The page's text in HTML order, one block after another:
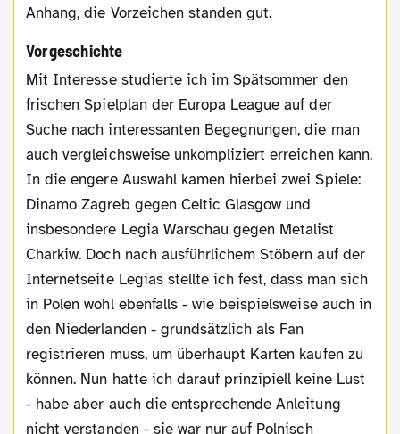
Anhang, die Vorzeichen standen gut.
Vorgeschichte
Mit Interesse studierte ich im Spätsommer den
frischen Spielplan der Europa League auf der
Suche nach interessanten Begegnungen, die man
auch vergleichsweise unkompliziert erreichen kann.
In die engere Auswahl kamen hierbei zwei Spiele:
Dinamo Zagreb gegen Celtic Glasgow und
insbesondere Legia Warschau gegen Metalist
Charkiw. Doch nach ausführlichem Stöbern auf der
Internetseite Legias stellte ich fest, dass man sich
in Polen wohl ebenfalls - wie beispielsweise auch in
den Niederlanden - grundsätzlich als Fan
registrieren muss, um überhaupt Karten kaufen zu
können. Nun hatte ich darauf prinzipiell keine Lust
- habe aber auch die entsprechende Anleitung
nicht verstanden - sie war nur auf Polnisch